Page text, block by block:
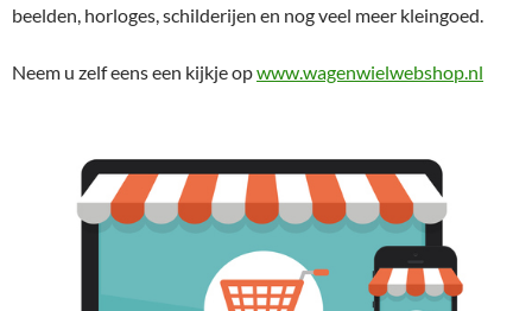
beelden, horloges, schilderijen en nog veel meer kleingoed.
Neem u zelf eens een kijkje opwww.wagenwielwebshop.nl